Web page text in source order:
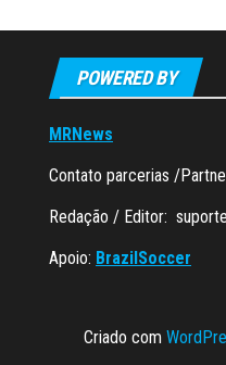
POWERED BY
MRNews
Contato parcerias /
Redação / Editor:
Apoio: BrazilSoccer
Criado com